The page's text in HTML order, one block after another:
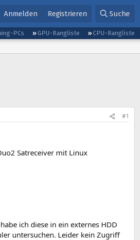
Anmelden Registrieren Suche
PCs GPU-Rangliste
CPU-Rangliste
#1
Satreceiver mit Linux
ich diese in ein externes HDD
untersuchen. Leider kein Zugriff